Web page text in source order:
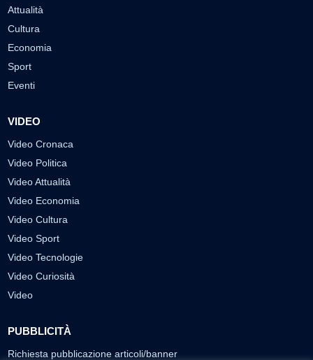
Attualità
Cultura
Economia
Sport
Eventi
VIDEO
Video Cronaca
Video Politica
Video Attualità
Video Economia
Video Cultura
Video Sport
Video Tecnologie
Video Curiosità
Video
PUBBLICITÀ
Richiesta pubblicazione articoli/banner